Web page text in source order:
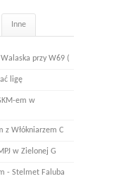
Inne
przy W69 (
ligę
em w
z Włókniarzem C
w Zielonej G
- Stelmet Faluba